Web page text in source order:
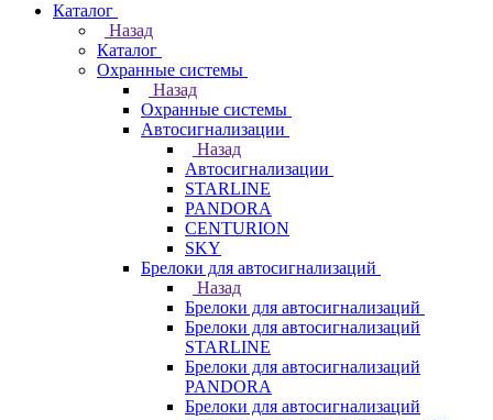
Каталог
Назад
Каталог
Охранные системы
Назад
Охранные системы
Автосигнализации
Назад
Автосигнализации
STARLINE
PANDORA
CENTURION
SKY
Брелоки для автосигнализаций
Назад
Брелоки для автосигнализаций
Брелоки для автосигнализаций
STARLINE
Брелоки для автосигнализаций
PANDORA
Брелоки для автосигнализаций